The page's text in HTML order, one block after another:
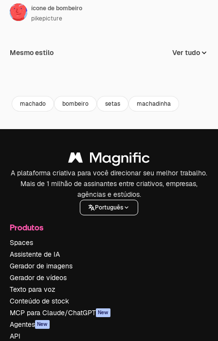
ícone de bombeiro
pikepicture
Mesmo estilo Ver tudo
machado bombeiro setas machadinha
A plataforma criativa para você direcionar seu melhor trabalho.
Mais de 1 milhão de assinantes entre criativos, empresas,
agências e estúdios.
Português
Produtos
Spaces
Assistente de IA
Gerador de imagens
Gerador de vídeos
Texto para voz
Conteúdo de stock
MCP para Claude/ChatGPT New
Agentes New
API